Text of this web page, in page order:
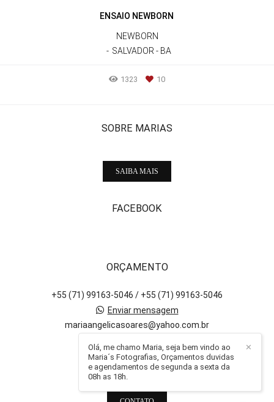
ENSAIO NEWBORN
NEWBORN
SALVADOR - BA
1323 10
SOBRE MARIAS
SAIBA MAIS
FACEBOOK
ORÇAMENTO
+55 (71) 99163-5046 / +55 (71) 99163-5046
Enviar mensagem
mariaangelicasoares@yahoo.com.br
✕
Olá, me chamo Maria, seja bem vindo ao
Maria´s Fotografias, Orçamentos duvidas
e agendamentos de segunda a sexta da
08h as 18h.